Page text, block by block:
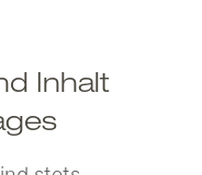
Inhalt